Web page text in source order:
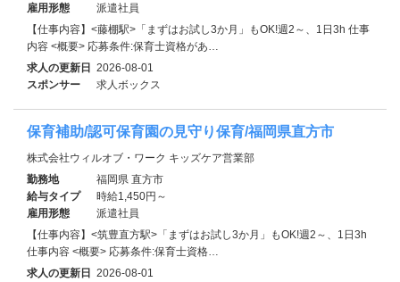
雇用形態
派遣社員
【仕事内容】<藤棚駅>「まずはお試し3か月」もOK!週2～、1日3h 仕事
内容 <概要> 応募条件:保育士資格があ…
求人の更新日 2026-08-01
スポンサー
求人ボックス
保育補助/認可保育園の見守り保育/福岡県直方市
株式会社ウィルオブ・ワーク キッズケア営業部
勤務地
福岡県 直方市
給与タイプ
時給1,450円～
雇用形態
派遣社員
【仕事内容】<筑豊直方駅>「まずはお試し3か月」もOK!週2～、1日3h
仕事内容 <概要> 応募条件:保育士資格…
求人の更新日 2026-08-01